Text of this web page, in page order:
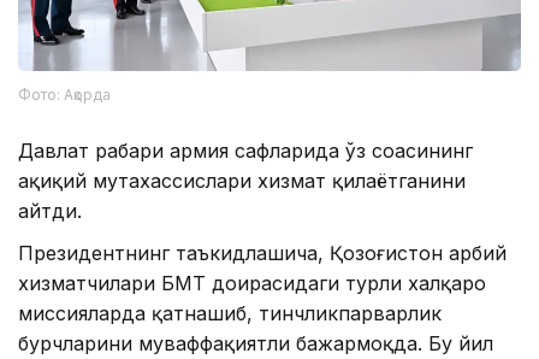
Фото: Ақорда
Давлат раҳбари армия сафларида ўз соҳасининг
ҳақиқий мутахассислари хизмат қилаётганини
айтди.
Президентнинг таъкидлашича, Қозоғистон ҳарбий
хизматчилари БМТ доирасидаги турли халқаро
миссияларда қатнашиб, тинчликпарварлик
бурчларини муваффақиятли бажармоқда. Бу йил